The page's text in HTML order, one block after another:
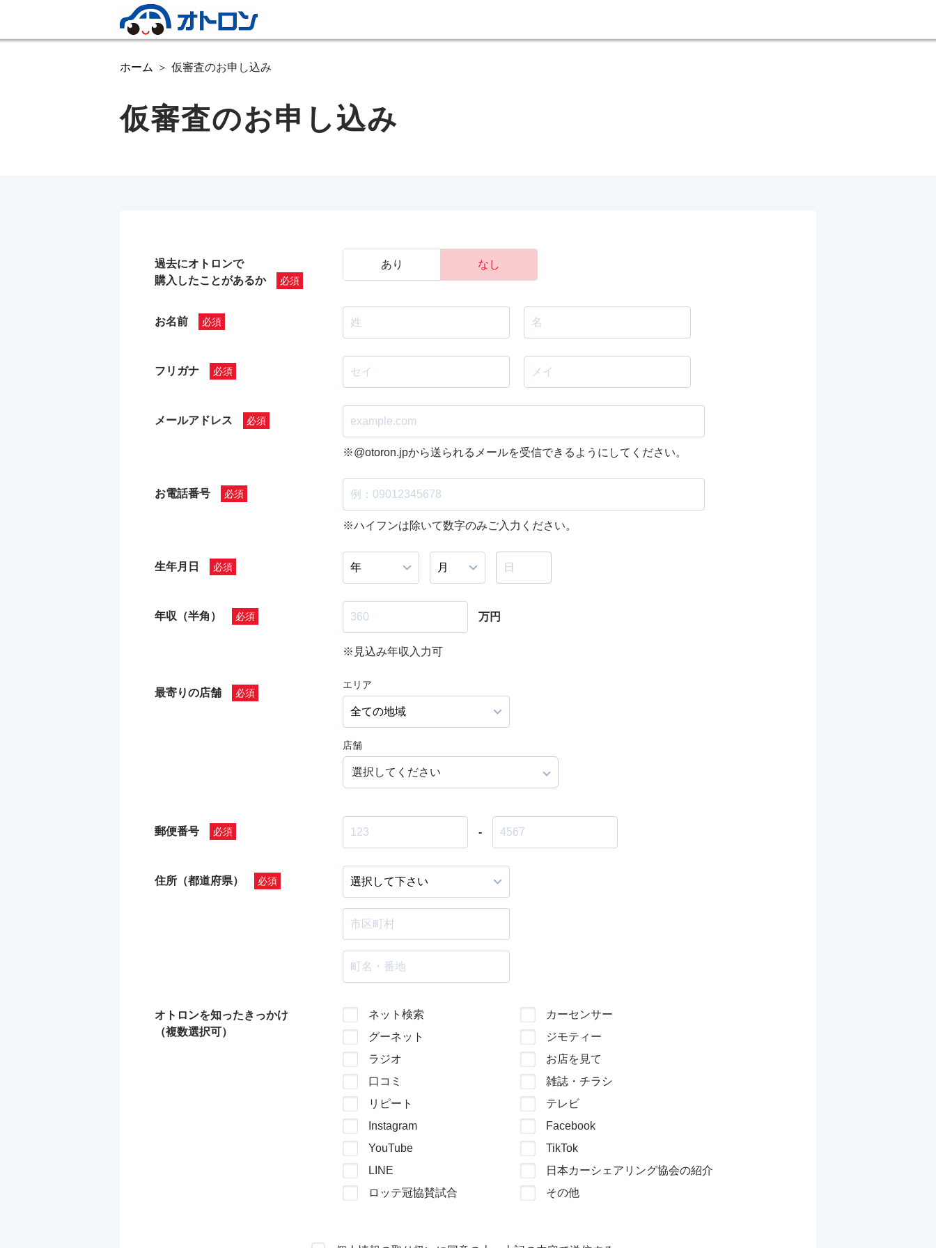
ホーム 仮審査のお申し込み
仮審査のお申し込み
過去にオトロンで
購入したことがあるか
あり なし
お名前
フリガナ
メールアドレス
※@otoron.jpから送られるメールを受信できるようにしてください。
お電話番号
※ハイフンは除いて数字のみご入力ください。
生年月日
年収（半角） 万円
※見込み年収入力可
最寄りの店舗
エリア
店舗
選択してください
郵便番号 -
住所（都道府県）
オトロンを知ったきっかけ
（複数選択可）
ネット検索
カーセンサー
グーネット
ジモティー
ラジオ
お店を見て
口コミ
雑誌・チラシ
リピート
テレビ
Instagram
Facebook
YouTube
TikTok
LINE
日本カーシェアリング協会の紹介
ロッテ冠協賛試合
その他